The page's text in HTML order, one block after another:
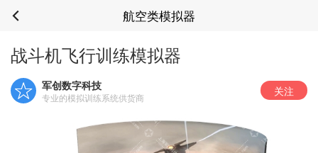
航空类模拟器
战斗机飞行训练模拟器
军创数字科技
专业的模拟训练系统供货商 关注